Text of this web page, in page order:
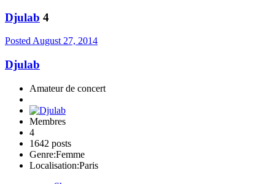
Djulab 4
PostedAugust 27, 2014
Djulab
Amateur de concert
Membres
4
1642 posts
Genre:Femme
Localisation:Paris